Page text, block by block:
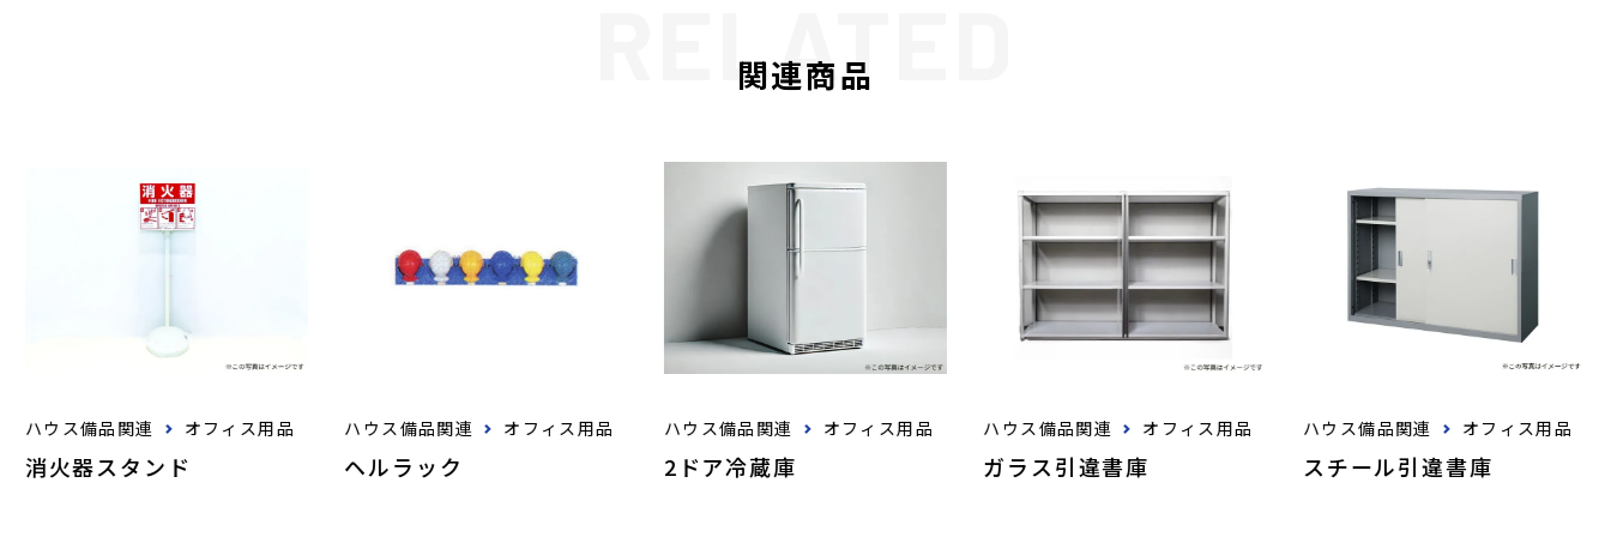
関連商品
ハウス備品関連 オフィス用品
消火器スタンド
ハウス備品関連 オフィス用品
ヘルラック
ハウス備品関連 オフィス用品
2ドア冷蔵庫
ハウス備品関連 オフィス用品
ガラス引違書庫
ハウス備品関連 オフィス用品
スチール引違書庫